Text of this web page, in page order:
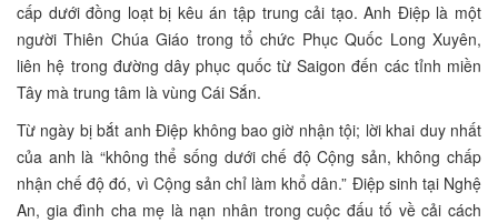
cấp dưới đồng loạt bị kêu án tập trung cải tạo. Anh Điệp là một
người Thiên Chúa Giáo trong tổ chức Phục Quốc Long Xuyên,
liên hệ trong đường dây phục quốc từ Saigon đến các tỉnh miền
Tây mà trung tâm là vùng Cái Sắn.
Từ ngày bị bắt anh Điệp không bao giờ nhận tội; lời khai duy nhất
của anh là “không thể sống dưới chế độ Cộng sản, không chấp
nhận chế độ đó, vì Cộng sản chỉ làm khổ dân.” Điệp sinh tại Nghệ
An, gia đình cha mẹ là nạn nhân trong cuộc đấu tố về cải cách